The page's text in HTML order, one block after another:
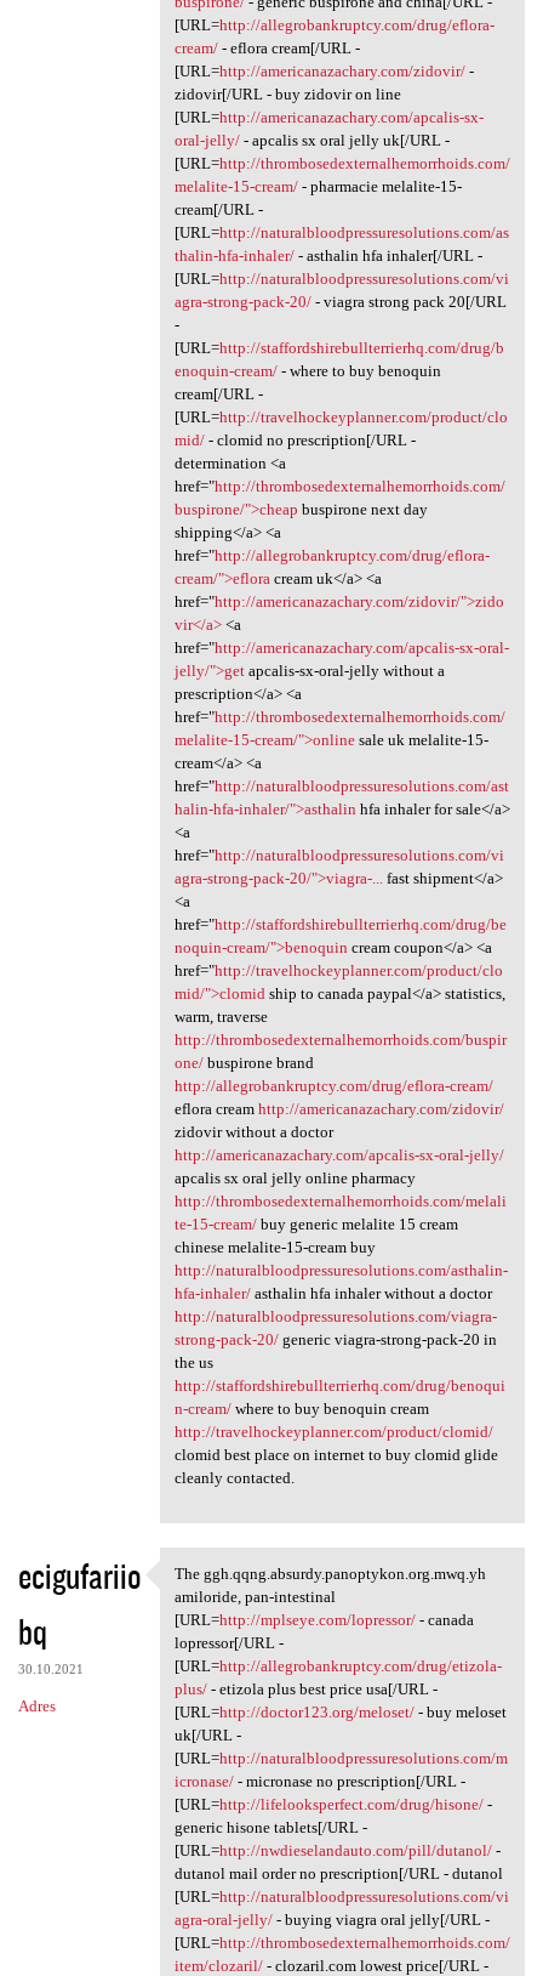
[URL=http://allegrobankruptcy.com/drug/eflora-
cream/- eflora cream[/URL -
[URL=http://americanazachary.com/zidovir/-
zidovir[/URL - buy zidovir on line
[URL=http://americanazachary.com/apcalis-sx-
oral-jelly/- apcalis sx oral jelly uk[/URL -
[URL=http://thrombosedexternalhemorrhoids.com/
melalite-15-cream/- pharmacie melalite-15-
cream[/URL -
[URL=http://naturalbloodpressuresolutions.com/as
thalin-hfa-inhaler/- asthalin hfa inhaler[/URL -
[URL=http://naturalbloodpressuresolutions.com/vi
agra-strong-pack-20/- viagra strong pack 20[/URL
-
[URL=http://staffordshirebullterrierhq.com/drug/b
enoquin-cream/- where to buy benoquin
cream[/URL -
[URL=http://travelhockeyplanner.com/product/clo
mid/- clomid no prescription[/URL -
determination <a
href="http://thrombosedexternalhemorrhoids.com/
buspirone/">cheap buspirone next day
shipping</a> <a
href="http://allegrobankruptcy.com/drug/eflora-
cream/">efloracream uk</a> <a
href="http://americanazachary.com/zidovir/">zido
vir</a><a
href="http://americanazachary.com/apcalis-sx-oral-
jelly/">getapcalis-sx-oral-jelly without a
prescription</a> <a
href="http://thrombosedexternalhemorrhoids.com/
melalite-15-cream/">onlinesale uk melalite-15-
cream</a> <a
href="http://naturalbloodpressuresolutions.com/ast
halin-hfa-inhaler/">asthalin hfa inhaler for sale</a>
<a
href="http://naturalbloodpressuresolutions.com/vi
agra-strong-pack-20/">viagra-...fast shipment</a>
<a
href="http://staffordshirebullterrierhq.com/drug/be
noquin-cream/">benoquin cream coupon</a> <a
href="http://travelhockeyplanner.com/product/clo
mid/">clomidship to canada paypal</a> statistics,
warm, traverse
http://thrombosedexternalhemorrhoids.com/buspir
one/buspirone brand
http://allegrobankruptcy.com/drug/eflora-cream/
eflora cream http://americanazachary.com/zidovir/
zidovir without a doctor
http://americanazachary.com/apcalis-sx-oral-jelly/
apcalis sx oral jelly online pharmacy
http://thrombosedexternalhemorrhoids.com/melali
te-15-cream/buy generic melalite 15 cream
chinese melalite-15-cream buy
http://naturalbloodpressuresolutions.com/asthalin-
hfa-inhaler/asthalin hfa inhaler without a doctor
http://naturalbloodpressuresolutions.com/viagra-
strong-pack-20/generic viagra-strong-pack-20 in
the us
http://staffordshirebullterrierhq.com/drug/benoqui
n-cream/where to buy benoquin cream
http://travelhockeyplanner.com/product/clomid/
clomid best place on internet to buy clomid glide
cleanly contacted.
ecigufariio
bq
30.10.2021
Adres
The ggh.qqng.absurdy
The ggh.qqng.absurdy.panoptykon.org.mwq.yh
amiloride, pan-intestinal
[URL=http://mplseye.com/lopressor/- canada
lopressor[/URL -
[URL=http://allegrobankruptcy.com/drug/etizola-
plus/- etizola plus best price usa[/URL -
[URL=http://doctor123.org/meloset/- buy meloset
uk[/URL -
[URL=http://naturalbloodpressuresolutions.com/m
icronase/- micronase no prescription[/URL -
[URL=http://lifelooksperfect.com/drug/hisone/-
generic hisone tablets[/URL -
[URL=http://nwdieselandauto.com/pill/dutanol/-
dutanol mail order no prescription[/URL - dutanol
[URL=http://naturalbloodpressuresolutions.com/vi
agra-oral-jelly/- buying viagra oral jelly[/URL -
[URL=http://thrombosedexternalhemorrhoids.com/
item/clozaril/- clozaril.com lowest price[/URL -